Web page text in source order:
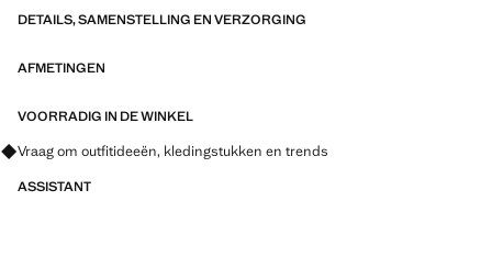
DETAILS, SAMENSTELLING EN VERZORGING
AFMETINGEN
VOORRADIG IN DE WINKEL
Vraag om outfitideeën, kledingstukken en trends
ASSISTANT